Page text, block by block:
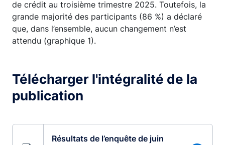
de crédit au troisième trimestre 2025. Toutefois, la
grande majorité des participants (86 %) a déclaré
que, dans l’ensemble, aucun changement n’est
attendu (graphique 1).
Télécharger l'intégralité de la
publication
Résultats de l’enquête de juin